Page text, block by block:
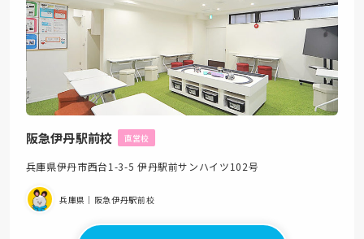
阪急伊丹駅前校 直営校
兵庫県伊丹市西台1-3-5 伊丹駅前サンハイツ102号
兵庫県｜阪急伊丹駅前校